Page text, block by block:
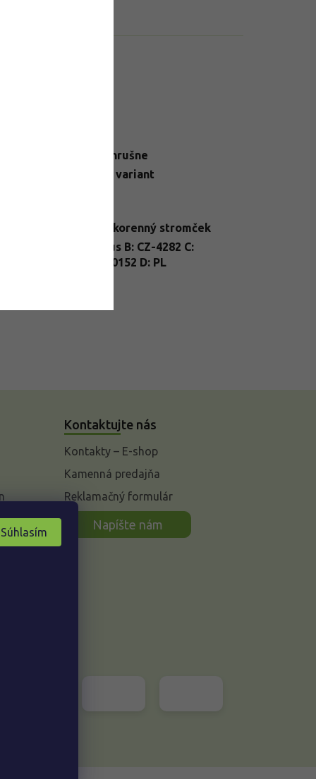
Súhlasím
Letné hrušne
Zvoľte variant
prostokorenný stromček
A: Pyrus B: CZ-4282 C:
22/FP/0152 D: PL
Kontaktujte nás
Kontakty – E-shop
Kamenná predajňa
Reklamačný formulár
Napíšte nám